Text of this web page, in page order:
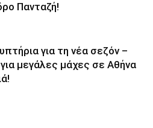
Πανταζή!
για τη νέα σεζόν –
για μεγάλες μάχες σε Αθήνα